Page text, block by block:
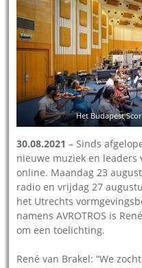
Het Budapest
30.08.2021 – Sinds
nieuwe muziek en leaders
online. Maandag 23
radio en vrijdag 27
het Utrechts
namens AVROTROS is
om een toelichting.
René van Brakel: “We